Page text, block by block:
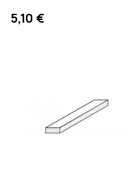
Precio
5,10 €